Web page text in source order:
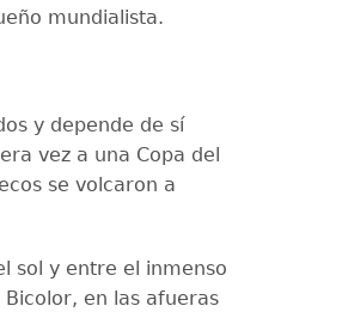
mundialista.
y depende de sí
vez a una Copa del
se volcaron a
sol y entre el inmenso
en las afueras